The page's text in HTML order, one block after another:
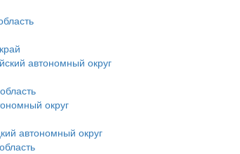
автономный округ
округ
автономный округ